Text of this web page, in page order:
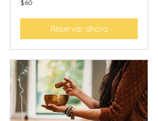
dólares
$60
Reservar ahora